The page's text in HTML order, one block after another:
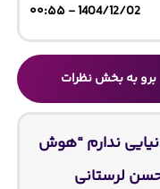
1404/12/02 - ۰۰:۵۵
برو به بخش نظرات
ﻧﺪارم “هوش
لرستانی